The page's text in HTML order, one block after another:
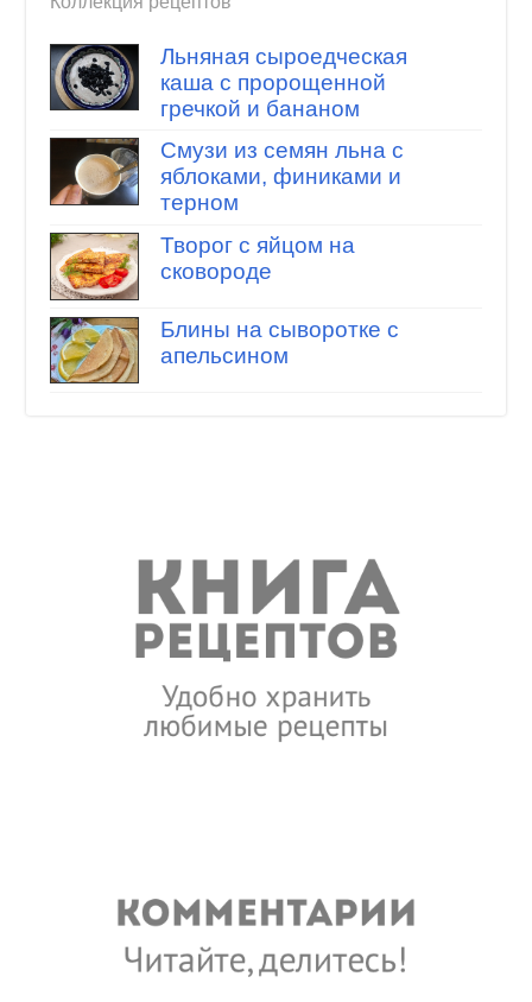
Льняная сыроедческая
каша с пророщенной
гречкой и бананом
Смузи из семян льна с
яблоками, финиками и
терном
Творог с яйцом на
сковороде
Блины на сыворотке с
апельсином